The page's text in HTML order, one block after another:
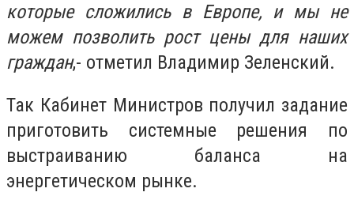
которые сложились в Европе, и мы не
можем позволить рост цены для наших
граждан,- отметил Владимир Зеленский.
Так Кабинет Министров получил задание
приготовить системные решения по
выстраиванию баланса на
энергетическом рынке.